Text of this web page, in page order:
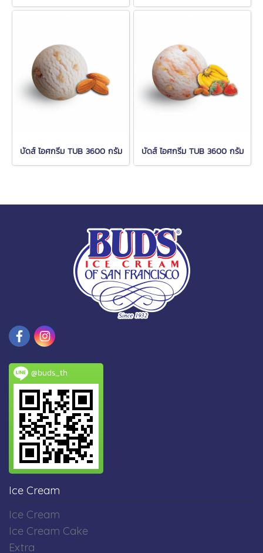
บัดส์ ไอศกรีม TUB 3600 กรัม บัดส์ ไอศกรีม TUB 3600 กรัม
@buds_th
Ice Cream
Ice Cream
Ice Cream Cake
Extra